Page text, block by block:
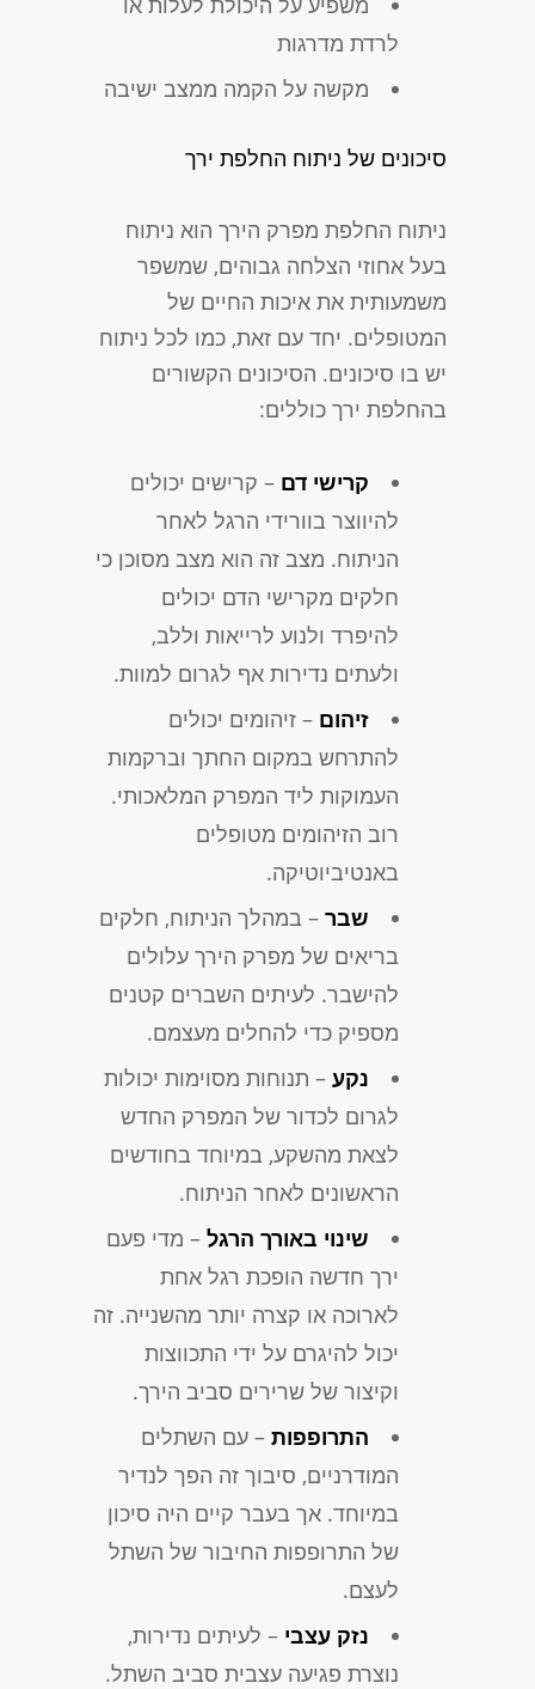
לרדת מדרגות
מקשה על הקמה ממצב ישיבה
סיכונים של ניתוח החלפת ירך
ניתוח החלפת מפרק הירך הוא ניתוח
בעל אחוזי הצלחה גבוהים, שמשפר
משמעותית את איכות החיים של
המטופלים. יחד עם זאת, כמו לכל ניתוח
יש בו סיכונים. הסיכונים הקשורים
בהחלפת ירך כוללים:
קרישי דם – קרישים יכולים
להיווצר בוורידי הרגל לאחר
הניתוח. מצב זה הוא מצב מסוכן כי
חלקים מקרישי הדם יכולים
להיפרד ולנוע לרייאות וללב,
ולעתים נדירות אף לגרום למוות.
זיהום – זיהומים יכולים
להתרחש במקום החתך וברקמות
העמוקות ליד המפרק המלאכותי.
רוב הזיהומים מטופלים
באנטיביוטיקה.
שבר – במהלך הניתוח, חלקים
בריאים של מפרק הירך עלולים
להישבר. לעיתים השברים קטנים
מספיק כדי להחלים מעצמם.
נקע – תנוחות מסוימות יכולות
לגרום לכדור של המפרק החדש
לצאת מהשקע, במיוחד בחודשים
הראשונים לאחר הניתוח.
שינוי באורך הרגל – מדי פעם
ירך חדשה הופכת רגל אחת
לארוכה או קצרה יותר מהשנייה. זה
יכול להיגרם על ידי התכווצות
וקיצור של שרירים סביב הירך.
התרופפות – עם השתלים
המודרניים, סיבוך זה הפך לנדיר
במיוחד. אך בעבר קיים היה סיכון
של התרופפות החיבור של השתל
לעצם.
נזק עצבי – לעיתים נדירות,
נוצרת פגיעה עצבית סביב השתל.